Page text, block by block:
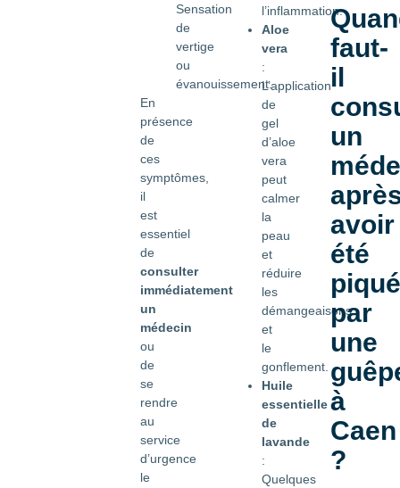
Sensation
de
vertige
ou
évanouissement.
En
présence
de
ces
symptômes,
il
est
essentiel
de
consulter
immédiatement
un
médecin
ou
de
se
rendre
au
service
d’urgence
le
l’inflammation.
Aloe
vera
:
L’application
de
gel
d’aloe
vera
peut
calmer
la
peau
et
réduire
les
démangeaisons
et
le
gonflement.
Huile
essentielle
de
lavande
:
Quelques
faut-
il
un
avoir
été
piqué
par
une
à
Caen
?